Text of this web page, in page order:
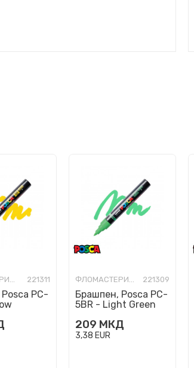
ФЛОМАСТЕРИ-УМЕТНИЧКИ 221311
PC-
ФЛОМАСТЕРИ-УМЕТНИЧКИ 221309
Брашпен, Posca PC-
5BR - Light Green
209 МКД
3,38 EUR